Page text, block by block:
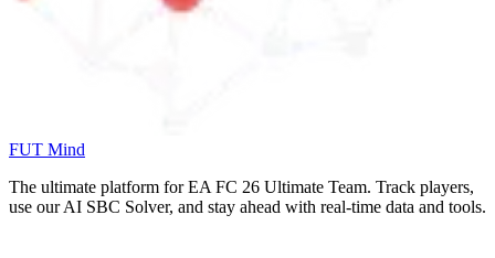
FUT Mind
The ultimate platform for EA FC 26 Ultimate Team. Track players,
use our AI SBC Solver, and stay ahead with real-time data and tools.